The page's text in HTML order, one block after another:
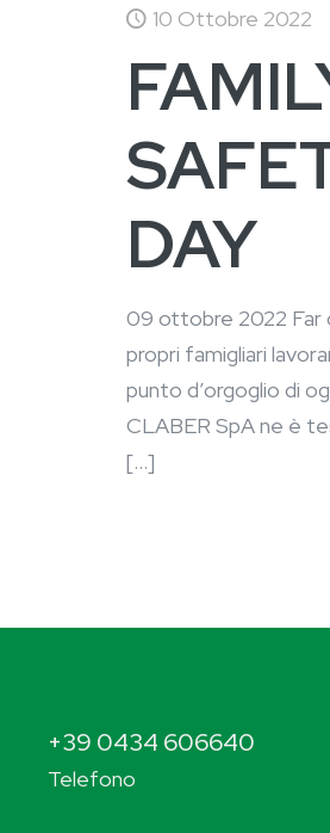
10 Ottobre 2022
DAY
09 ottobre 2022 Far
propri famigliari
punto d’orgoglio di
CLABER SpA ne è
[…]
+39 0434 606640
Telefono